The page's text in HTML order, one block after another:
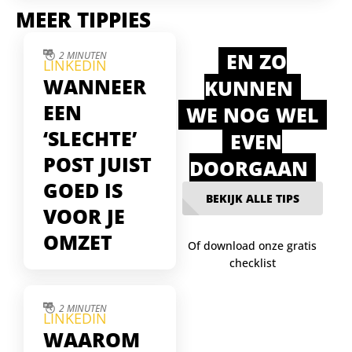
MEER TIPPIES
2 MINUTEN
LINKEDIN
WANNEER
EEN
‘SLECHTE’
POST JUIST
GOED IS
VOOR JE
OMZET
reacties. Maar juist die
stille posts blijken
2 MINUTEN
LINKEDIN
WAAROM
EN ZO
KUNNEN
WE NOG WEL
EVEN
DOORGAAN
BEKIJK ALLE TIPS
Of download onze gratis
checklist